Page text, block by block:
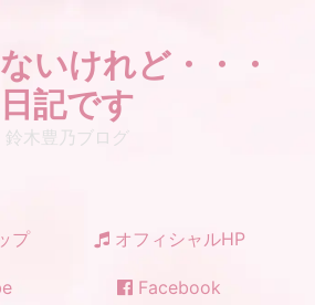
いけれど・・・
日記です
鈴木豊乃ブログ
プ オフィシャルHP
Facebook